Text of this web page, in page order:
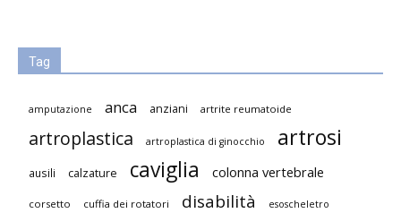
Tag
amputazione anca anziani artrite reumatoide
artroplastica artroplastica di ginocchio artrosi
ausili calzature caviglia colonna vertebrale
corsetto cuffia dei rotatori disabilità esoscheletro